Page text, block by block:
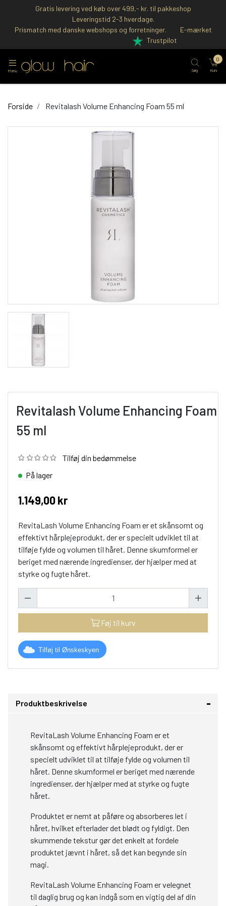
Gratis levering ved køb over 499,- kr. til pakkeshop
Leveringstid 2-3 hverdage.
Prismatch med danske webshops og forretninger.
E-mærket
Trustpilot
Menu Søg Kurv
0
Forside Revitalash Volume Enhancing Foam 55 ml
Revitalash Volume Enhancing Foam
55 ml
Tilføj din bedømmelse
På lager
1.149,00 kr
RevitaLash Volume Enhancing Foam er et skånsomt og
effektivt hårplejeprodukt, der er specielt udviklet til at
tilføje fylde og volumen til håret. Denne skumformel er
beriget med nærende ingredienser, der hjælper med at
styrke og fugte håret.
Føj til kurv
Tilføj til Ønskeskyen
Produktbeskrivelse
RevitaLash Volume Enhancing Foam er et
skånsomt og effektivt hårplejeprodukt, der er
specielt udviklet til at tilføje fylde og volumen til
håret. Denne skumformel er beriget med nærende
ingredienser, der hjælper med at styrke og fugte
håret.
Produktet er nemt at påføre og absorberes let i
håret, hvilket efterlader det blødt og fyldigt. Den
skummende tekstur gør det enkelt at fordele
produktet jævnt i håret, så det kan begynde sin
magi.
RevitaLash Volume Enhancing Foam er velegnet
til daglig brug og kan indgå som en vigtig del af din